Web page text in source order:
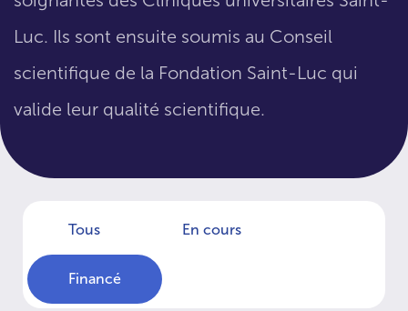
Luc. Ils sont ensuite soumis au Conseil
scientifique de la Fondation Saint-Luc qui
valide leur qualité scientifique.
Tous En cours
Financé